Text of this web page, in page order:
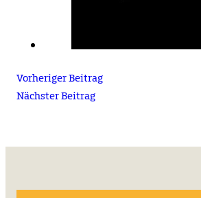
Vorheriger Beitrag
Nächster Beitrag